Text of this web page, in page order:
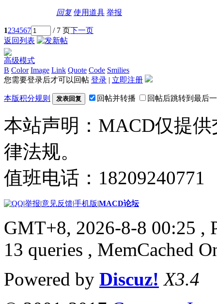
回复 使用道具 举报
1234567 / 7 页下一页
返回列表
高级模式
B Color Image Link Quote Code Smilies
您需要登录后才可以回帖 登录 | 立即注册
本版积分规则 发表回复 回帖并转播 回帖后跳转到最后
本站声明：MACD仅提
律法规。
值班电话：
|举报|意见反馈|手机版|MACD论坛
GMT+8, 2026-8-8 00:25 ,
13 queries , MemCached
Powered by Discuz! X3.4